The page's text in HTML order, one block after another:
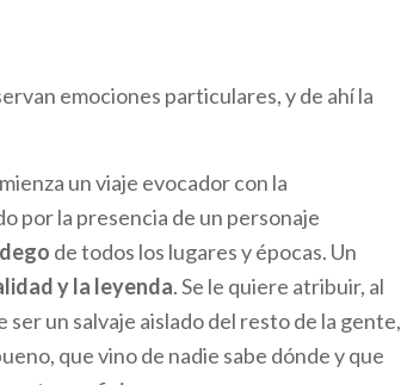
emociones particulares, y de ahí la
un viaje evocador con la
por la presencia de un personaje
de todos los lugares y épocas. Un
y la leyenda. Se le quiere atribuir, al
un salvaje aislado del resto de la gente,
que vino de nadie sabe dónde y que